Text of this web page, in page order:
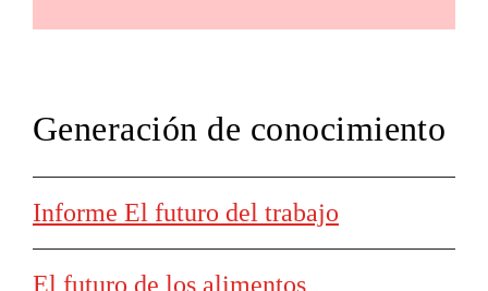
Generación de conocimiento
Informe El futuro del trabajo
El futuro de los alimentos